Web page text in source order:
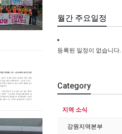
월간 주요일정
등록된 일정이 없습니다.
Category
지역 소식
강원지역본부